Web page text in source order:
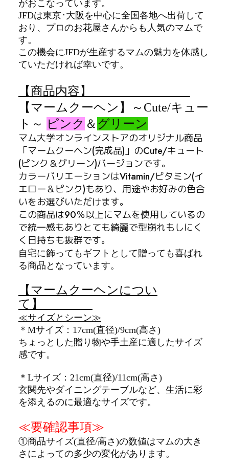
がおこなっています。
JFDは東京･大阪を中心に全国各地へ出荷して
おり、プロのお花屋さんからも人気のマムで
す。
この機会にJFDが生産するマムの魅力を体感し
ていただければ幸いです。
【商品内容】
【マームクーヘン】～Cute/キュー
ト～ ピンク ＆ グリーン
マム大学オンラインストアのオリジナル商品
「マームクーヘン(完成品)」のCute/キュート
(ピンク＆グリーン)バージョンです。
カラーバリエーションはVitamin/ビタミン(イ
エロー＆ピンク)もあり、用途やお好みの色合
いをお選びいただけます。
この商品は90％以上にマムを使用しているの
で統一感もありとても綺麗で型崩れもしにく
く日持ちも抜群です。
自宅に飾ってもギフトとして贈っても喜ばれ
る商品となっています。
【マームクーヘンについ
て】
≪サイズとシーン≫
＊Mサイズ：17cm(直径)/9cm(高さ)
ちょっとした贈り物や手土産に適したサイズ
感です。
＊Lサイズ：21cm(直径)/11cm(高さ)
玄関先やダイニングテーブルなど、生活に彩
を添えるのに最適なサイズです。
≪要確認事項≫
①商品サイズ(直径/高さ)の数値はマムの大き
さによっての多少の変化があります。